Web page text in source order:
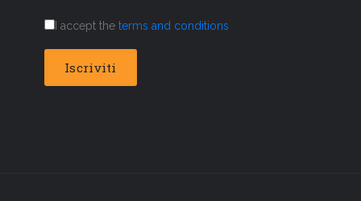
I accept the terms and conditions